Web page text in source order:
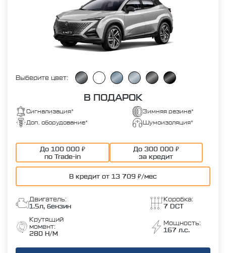
Выберите цвет:
В ПОДАРОК
Сигнализация*
Зимняя резина*
Доп. оборудование*
Шумоизоляция*
До 100 000 ₽
по Trade-in
До 300 000 ₽
за кредит
В кредит от 13 709 ₽/мес
Двигатель:
1.5л, бензин
Коробка:
7 DCT
Крутящий
момент:
280 Н/М
Мощность:
167 л.с.